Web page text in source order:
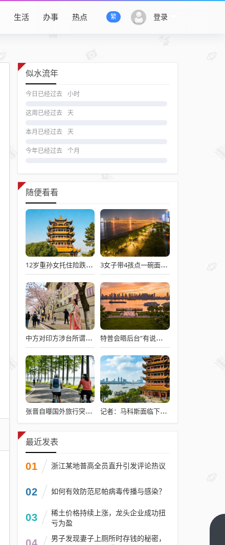
登录
繁
生活 办事 热点
似水流年
今日已经过去 小时
这周已经过去 天
本月已经过去 天
今年已经过去 个月
随便看看
12岁重孙女托住险跌倒的92岁太爷爷 3女子带4孩点一碗面多次免费续面
中方对印方涉台所谓“澄清”感到意外 特普会晤后台“有说有笑”愉快交流
张晋自曝国外旅行突发心脏病险丧命 记者：马科斯面临下台危机
最近发表
01 浙江某地普高全员直升引发评论热议
02 如何有效防范尼帕病毒传播与感染？
03
稀土价格持续上涨，龙头企业成功扭
亏为盈
男子发现妻子上厕所时存钱的秘密，